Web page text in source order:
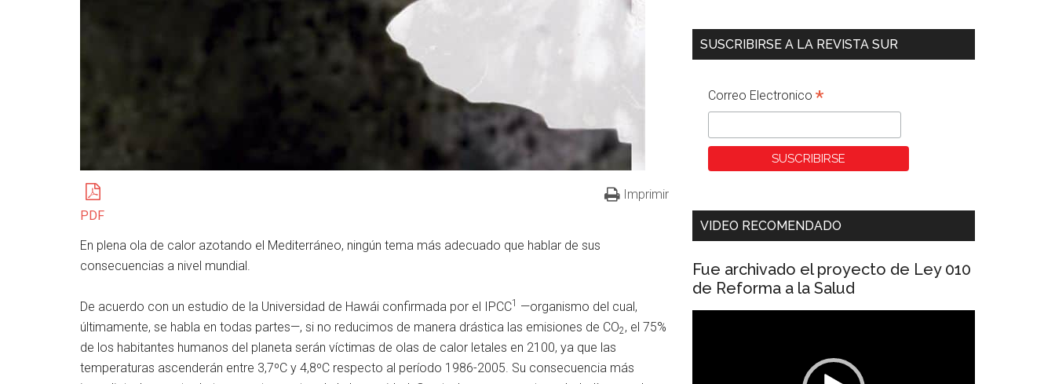
PDF
Imprimir
En plena ola de calor azotando el Mediterráneo, ningún tema más adecuado que hablar de sus
consecuencias a nivel mundial.
De acuerdo con un estudio de la Universidad de Hawái confirmada por el IPCC1
—organismo del cual,
últimamente, se habla en todas partes—, si no reducimos de manera drástica las emisiones de CO2, el 75%
de los habitantes humanos del planeta serán víctimas de olas de calor letales en 2100, ya que las
temperaturas ascenderán entre 3,7ºC y 4,8ºC respecto al período 1986-2005. Su consecuencia más
SUSCRIBIRSE A LA REVISTA SUR
Correo Electronico *
VIDEO RECOMENDADO
Fue archivado el proyecto de Ley 010
de Reforma a la Salud